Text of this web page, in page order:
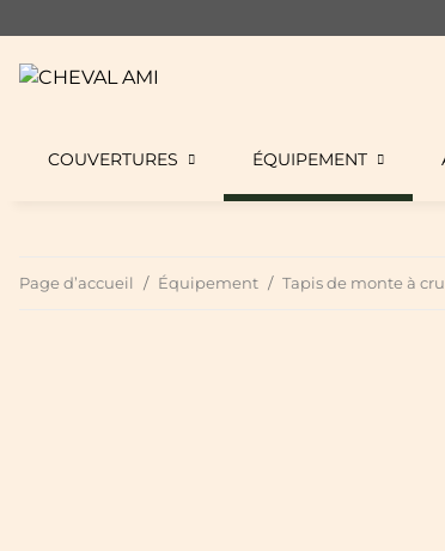
COUVERTURES ÉQUIPEMENT
Page d’accueil Équipement Tapis de monte à cru